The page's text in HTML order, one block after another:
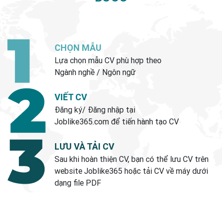
CHỌN MẪU
Lựa chọn mẫu CV phù hợp theo
Ngành nghề / Ngôn ngữ
VIẾT CV
Đăng ký/ Đăng nhập tại
Joblike365.com để tiến hành tạo CV
LƯU VÀ TẢI CV
Sau khi hoàn thiện CV, bạn có thể lưu CV trên
website Joblike365 hoặc tải CV về máy dưới
dạng file PDF